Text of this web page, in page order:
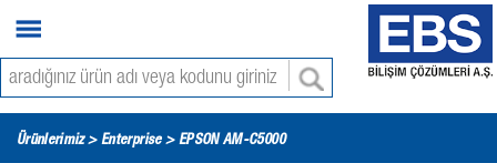
Ürünlerimiz > Enterprise> EPSON AM-C5000